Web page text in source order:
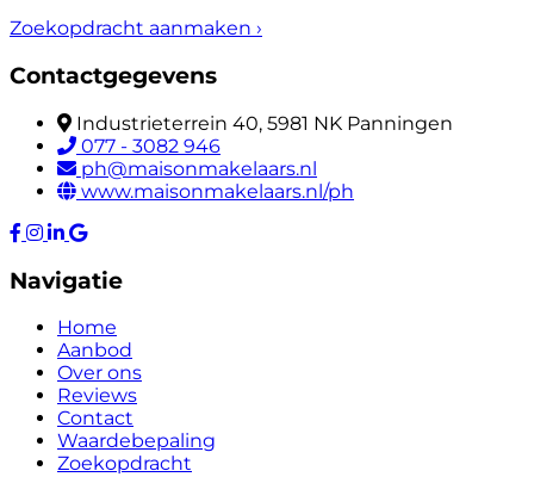
Zoekopdracht aanmaken ›
Contactgegevens
Industrieterrein 40, 5981 NK Panningen
077 - 3082 946
ph@maisonmakelaars.nl
www.maisonmakelaars.nl/ph
Navigatie
Home
Aanbod
Over ons
Reviews
Contact
Waardebepaling
Zoekopdracht